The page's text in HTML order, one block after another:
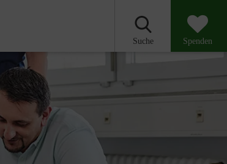
Suche Spenden